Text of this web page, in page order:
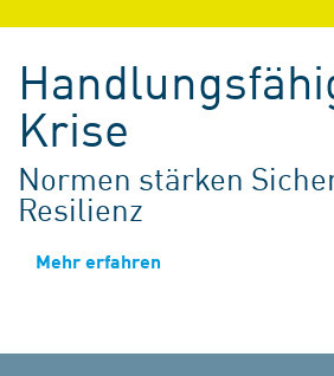
Krise
Normen stärken
Resilienz
Mehr erfahren